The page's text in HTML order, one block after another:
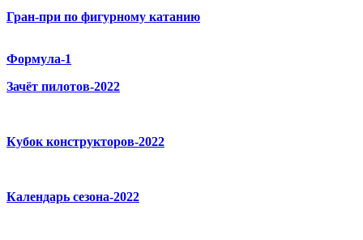
Гран-при по фигурному катанию
Формула-1
Зачёт пилотов-2022
Кубок конструкторов-2022
Календарь сезона-2022